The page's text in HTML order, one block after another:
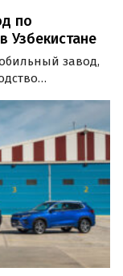
по
Узбекистане
завод,
LX, TXL и VX,